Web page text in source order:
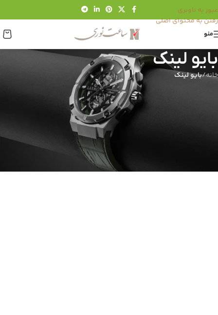
عبور به ناوبری
رفتن به محتوای اصلی
منو
بایو لینک
خانه/بایو لینک
بایو لینک ساعت نوری